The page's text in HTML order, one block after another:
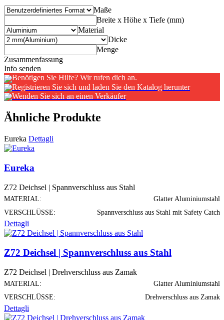
Maße
Breite x Höhe x Tiefe (mm)
Material
Dicke
Menge
Zusammenfassung
Info senden
Benötigen Sie Hilfe? Wir rufen dich an.
Registrieren Sie sich und laden Sie den Katalog herunter
Wenden Sie sich an einen Verkäufer
Ähnliche Produkte
Eureka Dettagli
Eureka
Z72 Deichsel | Spannverschluss aus Stahl
MATERIAL:
Glatter Aluminiumstahl
VERSCHLÜSSE:
Spannverschluss aus Stahl mit Safety Catch
Dettagli
Z72 Deichsel | Spannverschluss aus Stahl
Z72 Deichsel | Drehverschluss aus Zamak
MATERIAL:
Glatter Aluminiumstahl
VERSCHLÜSSE:
Drehverschluss aus Zamak
Dettagli